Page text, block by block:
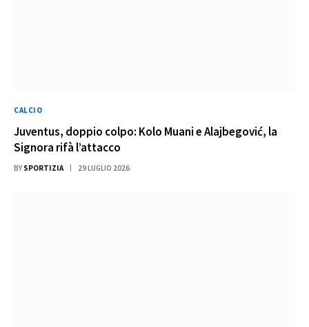
CALCIO
Juventus, doppio colpo: Kolo Muani e Alajbegović, la
Signora rifà l’attacco
BY SPORTIZIA 29 LUGLIO 2026